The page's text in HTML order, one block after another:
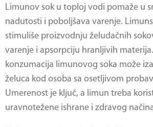
Limunov sok u toploj vodi pomaže u
nadutosti i poboljšava varenje.
stimuliše proizvodnju želudačnih
varenje i apsorpciju hranljivih
konzumacija limunovog soka može
želuca kod osoba sa osetljivom
Umerenost je ključ, a limun treba
uravnotežene ishrane i zdravog